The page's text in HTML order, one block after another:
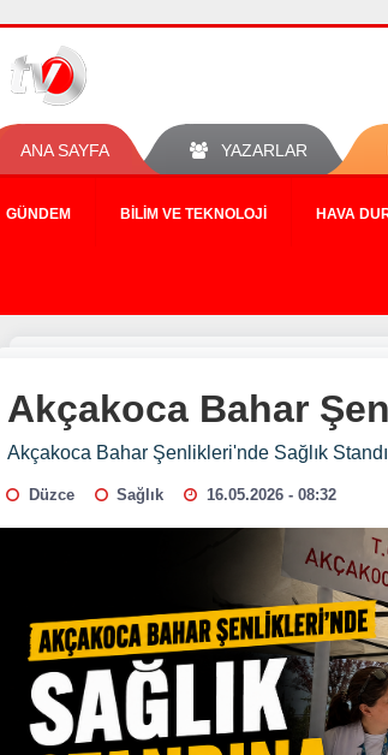
ANA SAYFA YAZARLAR
GÜNDEM BILIM VE TEKNOLOJI HAVA
Akçakoca Bahar
Akçakoca Bahar Şenlikleri'nde Sağlık
Düzce Sağlık 16.05.2026 - 08:32